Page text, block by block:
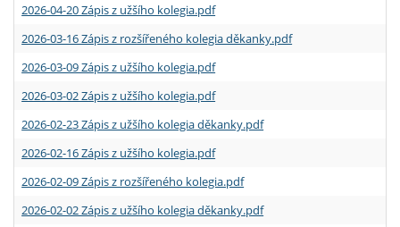
2026-04-20 Zápis z užšího kolegia.pdf
2026-03-16 Zápis z rozšířeného kolegia děkanky.pdf
2026-03-09 Zápis z užšího kolegia.pdf
2026-03-02 Zápis z užšího kolegia.pdf
2026-02-23 Zápis z užšího kolegia děkanky.pdf
2026-02-16 Zápis z užšího kolegia.pdf
2026-02-09 Zápis z rozšířeného kolegia.pdf
2026-02-02 Zápis z užšího kolegia děkanky.pdf